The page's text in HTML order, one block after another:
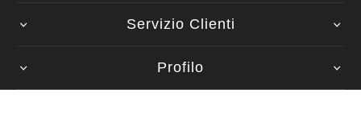
Servizio Clienti
Profilo